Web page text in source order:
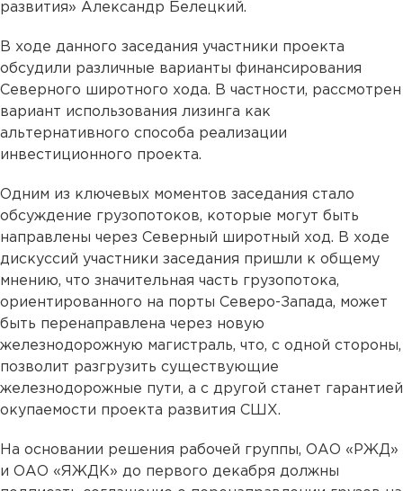
развития» Александр Белецкий.
В ходе данного заседания участники проекта
обсудили различные варианты финансирования
Северного широтного хода. В частности, рассмотрен
вариант использования лизинга как
альтернативного способа реализации
инвестиционного проекта.
Одним из ключевых моментов заседания стало
обсуждение грузопотоков, которые могут быть
направлены через Северный широтный ход. В ходе
дискуссий участники заседания пришли к общему
мнению, что значительная часть грузопотока,
ориентированного на порты Северо-Запада, может
быть перенаправлена через новую
железнодорожную магистраль, что, с одной стороны,
позволит разгрузить существующие
железнодорожные пути, а с другой станет гарантией
окупаемости проекта развития СШХ.
На основании решения рабочей группы, ОАО «РЖД»
и ОАО «ЯЖДК» до первого декабря должны